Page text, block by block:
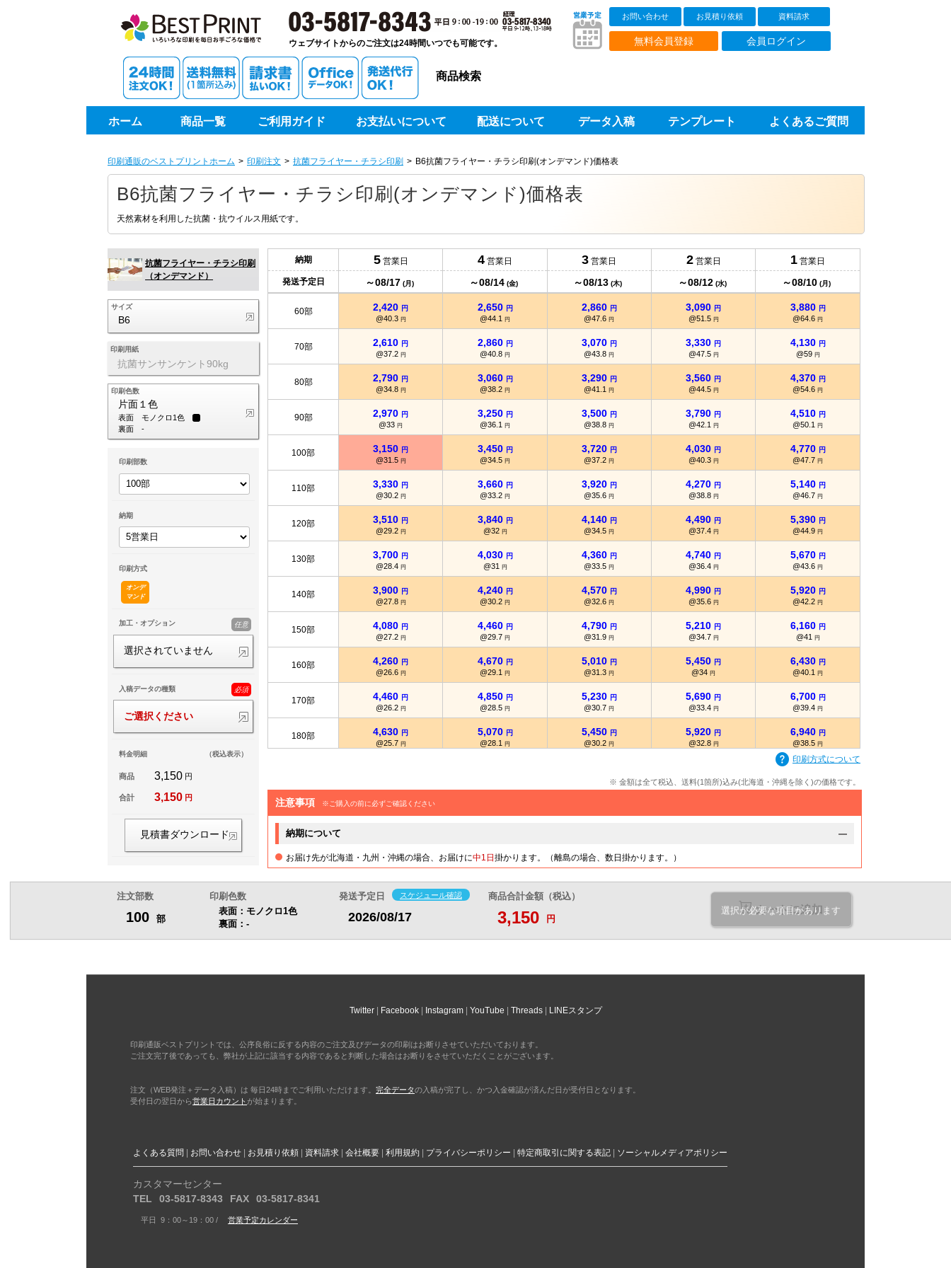
印刷通販ベストプリントベストプリント
ウェブサイトからのご注文は24時間いつでも可能です。
お問い合わせ お見積り依頼 資料請求
無料会員登録 会員ログイン
商品検索
ホーム 商品一覧 ご利用ガイド お支払いについて 配送について データ入稿 テンプレート よくあるご質問
印刷通販のベストプリントホーム 印刷注文 抗菌フライヤー・チラシ印刷 B6抗菌フライヤー・チラシ印刷(オンデマンド)価格表
B6抗菌フライヤー・チラシ印刷(オンデマンド)価格表
天然素材を利用した抗菌・抗ウイルス用紙です。
抗菌フライヤー・チラシ印刷
（オンデマンド）
サイズ
B6
印刷用紙
抗菌サンサンケント90kg
印刷色数
片面１色
表面
モノクロ1色
裏面
-
印刷部数
納期
印刷方式
オンデ
マンド
加工・オプション 任意
選択されていません
入稿データの種類 必須
ご選択ください
料金明細 （税込表示）
商品 3,150 円
合計 3,150 円
見積書ダウンロード
納期
発送予定日
5 営業日
～08/17 (月)
4 営業日
～08/14 (金)
3 営業日
～08/13 (木)
2 営業日
～08/12 (水)
1 営業日
～08/10 (月)
10部 1,490 1,620 1,750 1,900 2,320
1,680円
@84
1,840円
@92
1,970円
@98.5 @107 @129
30部 1,870円 2,020 円 2,190
2,050
@51.2円
2,240
@56円
2,410
@60.2円
2,620
@65.5円
3,100
@77.5円
50部 2,240円
@44.8 円
2,430円
@48.6 円
2,630円
@52.6 円
2,860円
@57.2円
3,350円
@67円
60部 2,420 円
@40.3 円
2,650 円
@44.1円
2,860 円
@47.6円
3,090 円
@51.5 円
3,880 円
@64.6円
70部 2,610 円
@37.2 円
2,860 円
@40.8円
3,070 円
@43.8円
3,330 円
@47.5 円
4,130 円
@59 円
80部 2,790 円
@34.8 円
3,060 円
@38.2円
3,290 円
@41.1円
3,560 円
@44.5 円
4,370 円
@54.6円
90部 2,970 円
@33円
3,250 円
@36.1円
3,500 円
@38.8円
3,790 円
@42.1 円
4,510 円
@50.1円
100部 3,150 円
@31.5 円
3,450 円
@34.5円
3,720 円
@37.2円
4,030 円
@40.3 円
4,770 円
@47.7円
110部 3,330 円
@30.2 円
3,660 円
@33.2円
3,920 円
@35.6円
4,270 円
@38.8 円
5,140 円
@46.7円
120部 3,510 円
@29.2 円
3,840 円
@32 円
4,140 円
@34.5円
4,490 円
@37.4 円
5,390 円
@44.9円
130部 3,700 円
@28.4 円
4,030 円
@31 円
4,360 円
@33.5円
4,740 円
@36.4 円
5,670 円
@43.6円
140部 3,900 円
@27.8 円
4,240 円
@30.2円
4,570 円
@32.6円
4,990 円
@35.6 円
5,920 円
@42.2円
150部 4,080 円
@27.2 円
4,460 円
@29.7円
4,790 円
@31.9円
5,210 円
@34.7 円
6,160 円
@41 円
160部 4,260 円
@26.6 円
4,670 円
@29.1円
5,010 円
@31.3円
5,450 円
@34円
6,430 円
@40.1円
170部 4,460 円
@26.2 円
4,850 円
@28.5円
5,230 円
@30.7円
5,690 円
@33.4 円
6,700 円
@39.4円
180部 4,630 円
@25.7 円
5,070 円
@28.1円
5,450 円
@30.2円
5,920 円
@32.8 円
6,940 円
@38.5円
円 @32.4円
7,210
@37.9円
200部 5,010円
印刷方式について
※ 金額は全て税込、送料(1箇所)込み(北海道・沖縄を除く)の価格です。
注意事項 ※ご購入の前に必ずご確認ください
納期について
お届け先が北海道・九州・沖縄の場合、お届けに中1日掛かります。（離島の場合、数日掛かります。）
注文部数
100 部
印刷色数
表面：モノクロ1色
裏面：-
発送予定日 スケジュール確認
2026/08/17
商品合計金額（税込）
3,150 円
カートに追加
選択が必要な項目があります
Twitter Facebook Instagram YouTube Threads LINEスタンプ
印刷通販ベストプリントでは、公序良俗に反する内容のご注文及びデータの印刷はお断りさせていただいております。
ご注文完了後であっても、弊社が上記に該当する内容であると判断した場合はお断りをさせていただくことがございます。
注文（WEB発注＋データ入稿）は 毎日24時までご利用いただけます。 完全データの入稿が完了し、かつ入金確認が済んだ日が受付日となります。
受付日の翌日から営業日カウント が始まります。
よくある質問 お問い合わせ お見積り依頼 資料請求 会社概要 利用規約 プライバシーポリシー 特定商取引に関する表記 ソーシャルメディアポリシー
カスタマーセンター
TEL
03-5817-8343 FAX 03-5817-8341
平日 9：00～19：00 / 営業予定カレンダー